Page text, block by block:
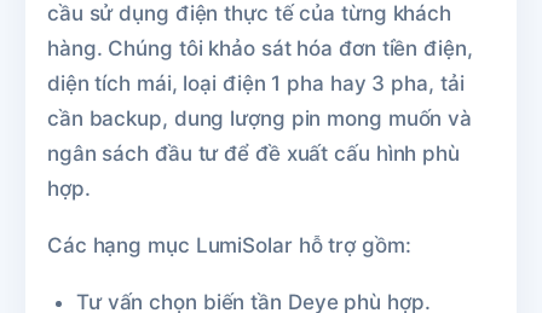
cầu sử dụng điện thực tế của từng khách
hàng. Chúng tôi khảo sát hóa đơn tiền điện,
diện tích mái, loại điện 1 pha hay 3 pha, tải
cần backup, dung lượng pin mong muốn và
ngân sách đầu tư để đề xuất cấu hình phù
hợp.
Các hạng mục LumiSolar hỗ trợ gồm:
Tư vấn chọn biến tần Deye phù hợp.